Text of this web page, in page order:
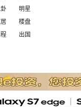
明星
楼盘
出国